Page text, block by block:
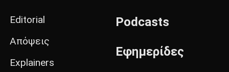
Editorial
Απόψεις
Explainers
Podcasts
Εφημερίδες